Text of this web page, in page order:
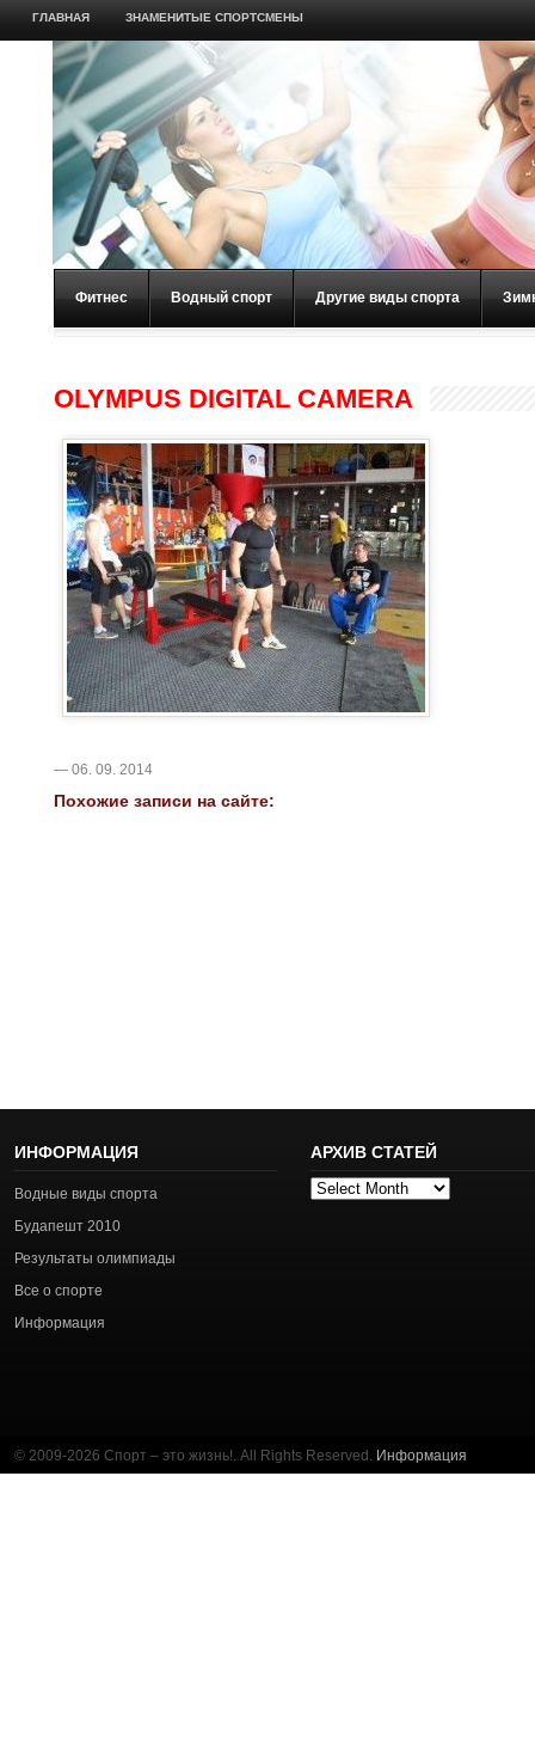
ГЛАВНАЯ ЗНАМЕНИТЫЕ СПОРТСМЕНЫ
Фитнес Водный спорт Другие виды спорта
OLYMPUS DIGITAL CAMERA
— 06. 09. 2014
Похожие записи на сайте:
ИНФОРМАЦИЯ
Водные виды спорта
Будапешт 2010
Результаты олимпиады
Все о спорте
Информация
АРХИВ СТАТЕЙ
Архив
© 2009-2026 Спорт – это жизнь!. All Rights Reserved. Информация